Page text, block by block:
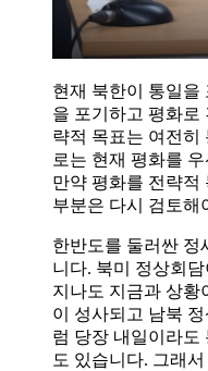
현재 북한이 통일을
을 포기하고 평화로
략적 목표는 여전히
로는 현재 평화를
만약 평화를 전략적
부분은 다시 검토해
한반도를 둘러싼 정
니다. 북미 정상회
지나도 지금과 상황
이 성사되고 남북
럼 당장 내일이라도
도 있습니다. 그래